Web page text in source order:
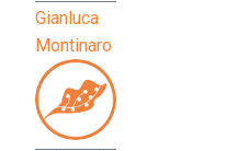
Gianluca
Montinaro